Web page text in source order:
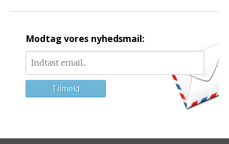
Modtag vores nyhedsmail: